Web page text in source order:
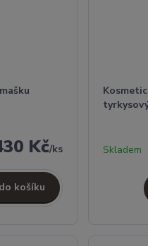
Kč/ks
košíku
Skladem